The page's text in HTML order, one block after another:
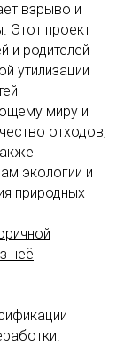
взрыво и
Этот проект
и родителей
утилизации
миру и
отходов,
экологии и
природных
неё